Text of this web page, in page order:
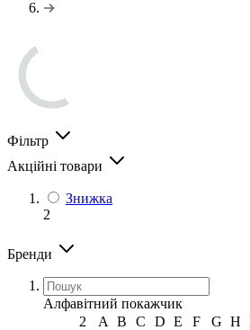
Фільтр
Акційні товари
Знижка
2
Бренди
Алфавітний покажчик
2
A B C D E F G H